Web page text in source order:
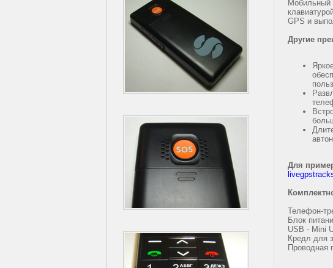
Мобильный
GPS и
Другие
Для
Телефон-
Блок
USB - Mini
Кредл для
Проводная